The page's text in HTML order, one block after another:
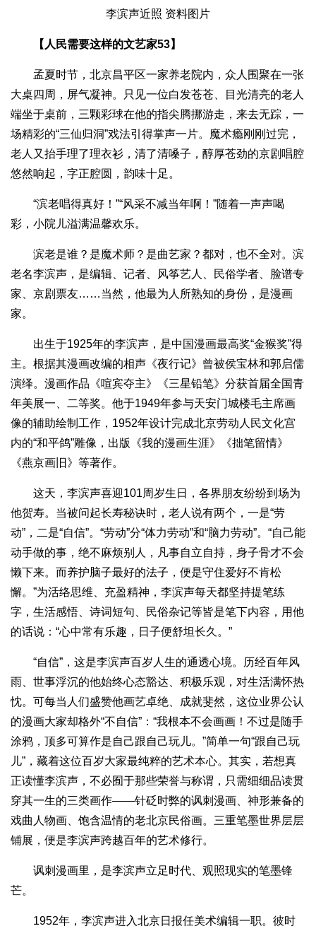
李滨声近照 资料图片
【人民需要这样的文艺家53】
孟夏时节，北京昌平区一家养老院内，众人围聚在一张
大桌四周，屏气凝神。只见一位白发苍苍、目光清亮的老人
端坐于桌前，三颗彩球在他的指尖腾挪游走，来去无踪，一
场精彩的“三仙归洞”戏法引得掌声一片。魔术瘾刚刚过完，
老人又抬手理了理衣衫，清了清嗓子，醇厚苍劲的京剧唱腔
悠然响起，字正腔圆，韵味十足。
“滨老唱得真好！”“风采不减当年啊！”随着一声声喝
彩，小院儿溢满温馨欢乐。
滨老是谁？是魔术师？是曲艺家？都对，也不全对。滨
老名李滨声，是编辑、记者、风筝艺人、民俗学者、脸谱专
家、京剧票友……当然，他最为人所熟知的身份，是漫画
家。
出生于1925年的李滨声，是中国漫画最高奖“金猴奖”得
主。根据其漫画改编的相声《夜行记》曾被侯宝林和郭启儒
演绎。漫画作品《喧宾夺主》《三星铅笔》分获首届全国青
年美展一、二等奖。他于1949年参与天安门城楼毛主席画
像的辅助绘制工作，1952年设计完成北京劳动人民文化宫
内的“和平鸽”雕像，出版《我的漫画生涯》《拙笔留情》
《燕京画旧》等著作。
这天，李滨声喜迎101周岁生日，各界朋友纷纷到场为
他贺寿。当被问起长寿秘诀时，老人说有两个，一是“劳
动”，二是“自信”。“劳动”分“体力劳动”和“脑力劳动”。“自己能
动手做的事，绝不麻烦别人，凡事自立自持，身子骨才不会
懒下来。而养护脑子最好的法子，便是守住爱好不肯松
懈。”为活络思维、充盈精神，李滨声每天都坚持提笔练
字，生活感悟、诗词短句、民俗杂记等皆是笔下内容，用他
的话说：“心中常有乐趣，日子便舒坦长久。”
“自信”，这是李滨声百岁人生的通透心境。历经百年风
雨、世事浮沉的他始终心态豁达、积极乐观，对生活满怀热
忱。可每当人们盛赞他画艺卓绝、成就斐然，这位业界公认
的漫画大家却格外“不自信”：“我根本不会画画！不过是随手
涂鸦，顶多可算作是自己跟自己玩儿。”简单一句“跟自己玩
儿”，藏着这位百岁大家最纯粹的艺术本心。其实，若想真
正读懂李滨声，不必囿于那些荣誉与称谓，只需细细品读贯
穿其一生的三类画作——针砭时弊的讽刺漫画、神形兼备的
戏曲人物画、饱含温情的老北京民俗画。三重笔墨世界层层
铺展，便是李滨声跨越百年的艺术修行。
讽刺漫画里，是李滨声立足时代、观照现实的笔墨锋
芒。
1952年，李滨声进入北京日报任美术编辑一职。彼时